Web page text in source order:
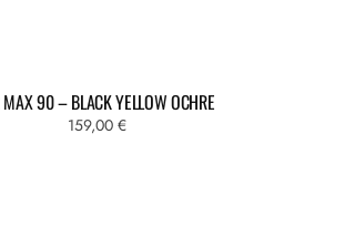
90 – BLACK YELLOW OCHRE
159,00 €